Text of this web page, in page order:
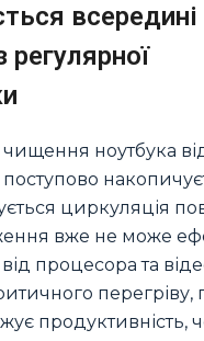
всередині
регулярної
ноутбука від
циркуляція
вже не може
процесора та
перегріву,
продуктивність,